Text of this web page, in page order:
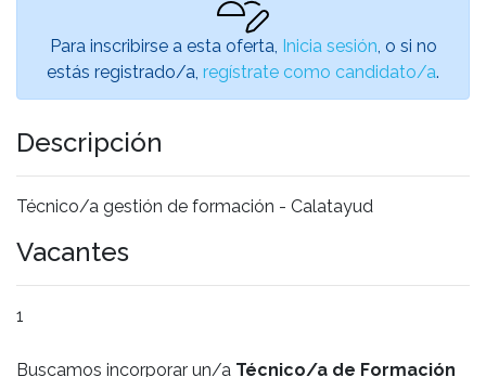
Para inscribirse a esta oferta, Inicia sesión , o si no
estás registrado/a, regístrate como candidato/a.
Descripción
Técnico/a gestión de formación - Calatayud
Vacantes
1
Buscamos incorporar un/a Técnico/a de Formación